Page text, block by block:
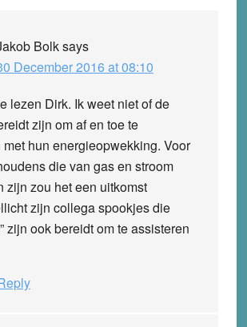
Bolksays
December 2016 at 08:10
lezen Dirk. Ik weet niet of de
zijn om af en toe te
hun energieopwekking. Voor
die van gas en stroom
zijn zou het een uitkomst
zijn collega spookjes die
zijn ook bereidt om te assisteren